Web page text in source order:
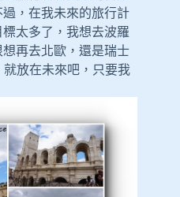
，在我未來的旅行計
太多了，我想去波羅
再去北歐，還是瑞士
放在未來吧，只要我